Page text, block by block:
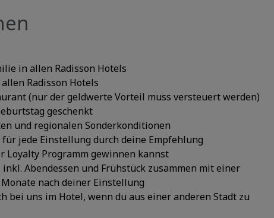
in allen Radisson Hotels
Radisson Hotels
(nur der geldwerte Vorteil muss versteuert werden)
geschenkt
und regionalen Sonderkonditionen
jede Einstellung durch deine Empfehlung
Loyalty Programm gewinnen kannst
Abendessen und Frühstück zusammen mit einer
nach deiner Einstellung
bei uns im Hotel, wenn du aus einer anderen Stadt zu